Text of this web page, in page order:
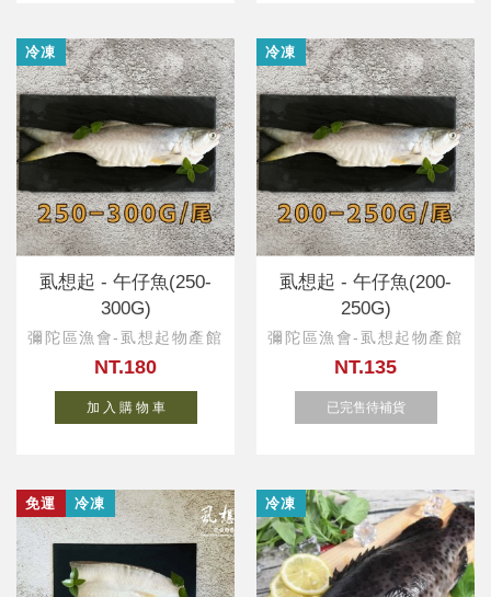
冷凍
虱想起 - 午仔魚(250-
300G)
彌陀區漁會-虱想起物產館
NT.180
加 入 購 物 車
冷凍
虱想起 - 午仔魚(200-
250G)
彌陀區漁會-虱想起物產館
NT.135
已完售待補貨
免運 冷凍 冷凍